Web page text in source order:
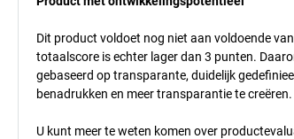
Dit product voldoet nog niet aan voldoende
totaalscore is echter lager dan 3 punten.
gebaseerd op transparante, duidelijk
benadrukken en meer transparantie te creëren.
U kunt meer te weten komen over